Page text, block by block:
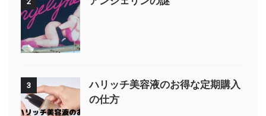
3
ハリッチ美容液のお得な定期購入
の仕方